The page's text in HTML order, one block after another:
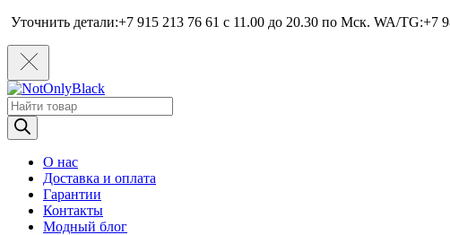
Уточнить детали:+7 915 213 76 61 c 11.00 до 20.30 по Мcк. WA/TG:+7
Поиск
товаров
О нас
Доставка и оплата
Гарантии
Контакты
Модный блог